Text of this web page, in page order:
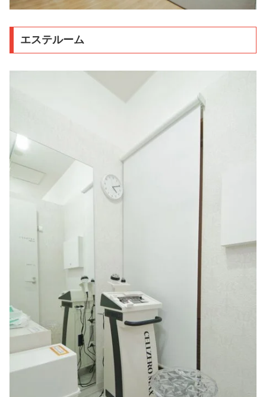
エステルーム